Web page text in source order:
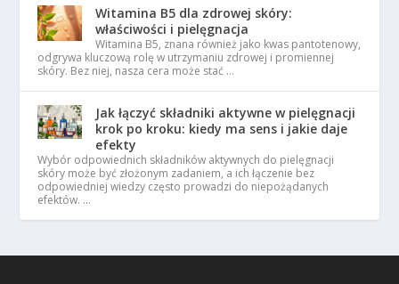
Witamina B5 dla zdrowej skóry:
właściwości i pielęgnacja
Witamina B5, znana również jako kwas pantotenowy,
odgrywa kluczową rolę w utrzymaniu zdrowej i promiennej
skóry. Bez niej, nasza cera może stać …
Jak łączyć składniki aktywne w pielęgnacji
krok po kroku: kiedy ma sens i jakie daje
efekty
Wybór odpowiednich składników aktywnych do pielęgnacji
skóry może być złożonym zadaniem, a ich łączenie bez
odpowiedniej wiedzy często prowadzi do niepożądanych
efektów. …